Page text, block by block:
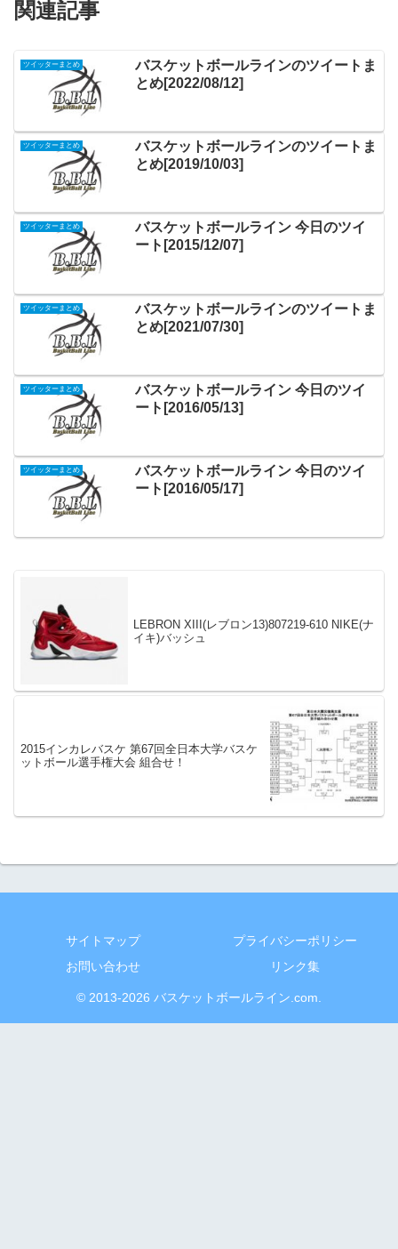
関連記事
ツイッターまとめ
バスケットボールラインのツイートま
とめ[2022/08/12]
ツイッターまとめ
バスケットボールラインのツイートま
とめ[2019/10/03]
ツイッターまとめ
バスケットボールライン 今日のツイ
ート[2015/12/07]
ツイッターまとめ
バスケットボールラインのツイートま
とめ[2021/07/30]
ツイッターまとめ
バスケットボールライン 今日のツイ
ート[2016/05/13]
ツイッターまとめ
バスケットボールライン 今日のツイ
ート[2016/05/17]
LEBRON XIII(レブロン13)807219-610 NIKE(ナ
イキ)バッシュ
2015インカレバスケ 第67回全日本大学バスケ
ットボール選手権大会 組合せ！
サイトマップ
プライバシーポリシー
お問い合わせ
リンク集
© 2013-2026 バスケットボールライン.com.